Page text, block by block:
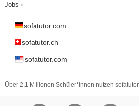
Jobs ›
sofatutor.com
sofatutor.ch
sofatutor.com
Über 2,1 Millionen Schüler*innen nutzen sofatutor